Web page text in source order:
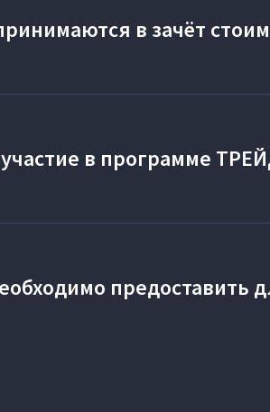
в зачёт
в программе
предоставить